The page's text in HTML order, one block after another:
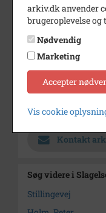
Fotograf
Se på kort
Type
Enhed
Arkiv
Kontakt
Søg videre i
Stillingevej
arkiv.dk anvender
brugeroplevelse
Nødvendig
Marketing
Accepter
Vis cookie